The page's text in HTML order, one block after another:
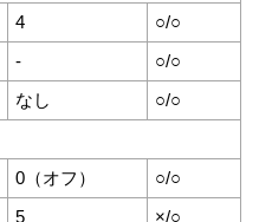
4 ○/○
- ○/○
なし ○/○
0（オフ） ○/○
5 ×/○